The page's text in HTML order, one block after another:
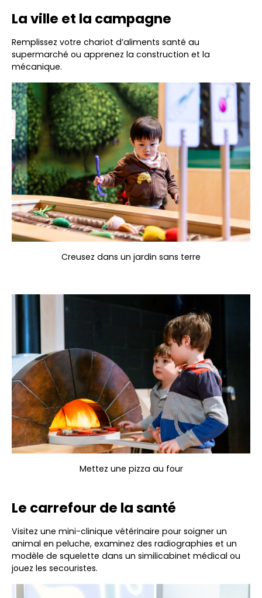
La ville et la campagne
Remplissez votre chariot d’aliments santé au
supermarché ou apprenez la construction et la
mécanique.
Creusez dans un jardin sans terre
Mettez une pizza au four
Le carrefour de la santé
Visitez une mini-clinique vétérinaire pour soigner un
animal en peluche, examinez des radiographies et un
modèle de squelette dans un similicabinet médical ou
jouez les secouristes.